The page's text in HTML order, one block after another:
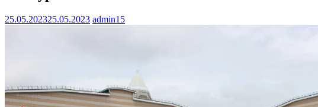
25.05.202325.05.2023 admin15